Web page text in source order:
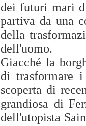
dei futuri mari
partiva da una
della
dell'uomo.
Giacché la
di trasformare
scoperta di
grandiosa di
dell'utopista